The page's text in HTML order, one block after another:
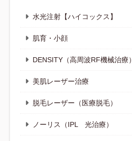
水光注射【ハイコックス】
肌育・小顔
DENSITY（高周波RF機械治療）
美肌レーザー治療
脱毛レーザー（医療脱毛）
ノーリス（IPL 光治療）